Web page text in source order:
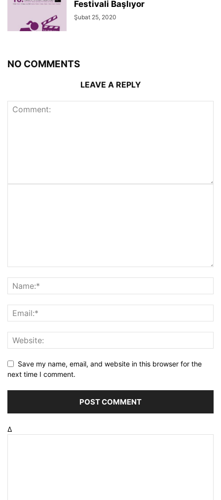
Festivali Başlıyor
Şubat 25, 2020
NO COMMENTS
LEAVE A REPLY
Save my name, email, and website in this browser for the
next time I comment.
Δ